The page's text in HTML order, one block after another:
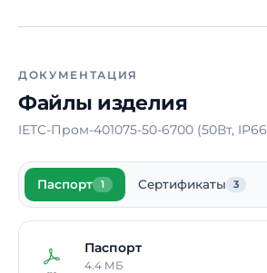
Блок аварийного питания
режиме
Способ монтажа
Длина
Ширина
Высота / Глубина
Срок службы светодиодов
ДОКУМЕНТАЦИЯ
Файлы изделия
IETC-Пром-401075-50-6700 (50Вт,
Паспорт 1 Сертификаты 3
Паспорт
4.4 МБ